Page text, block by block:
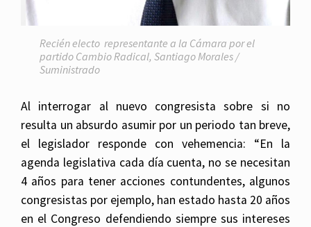
Recién electo representante a la Cámara por el
partido Cambio Radical, Santiago Morales /
Suministrado
Al interrogar al nuevo congresista sobre si no
resulta un absurdo asumir por un periodo tan breve,
el legislador responde con vehemencia: “En la
agenda legislativa cada día cuenta, no se necesitan
4 años para tener acciones contundentes, algunos
congresistas por ejemplo, han estado hasta 20 años
en el Congreso defendiendo siempre sus intereses